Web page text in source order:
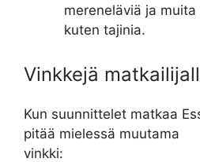
mereneläviä ja
kuten tajinia.
Vinkkejä
Kun suunnittelet matkaa
pitää mielessä muutama
vinkki: